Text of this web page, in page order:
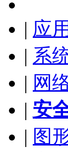
| 应
| 系
| 网
| 安
| 图